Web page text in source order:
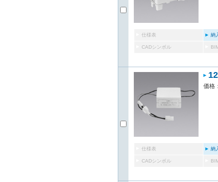
仕様表 納
CADシンボル
価格
仕様表 納
CADシンボル